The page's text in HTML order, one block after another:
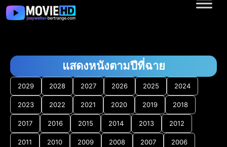
แสดงหนังตามปีที่ฉาย
2029 2028 2027 2026 2025 2024
2023 2022 2021 2020 2019 2018
2017 2016 2015 2014 2013 2012
2011 2010 2009 2008 2007 2006